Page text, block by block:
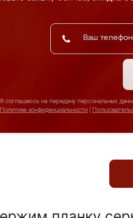
Я соглашаюсь на передачу персональных
Политике конфиденциальности